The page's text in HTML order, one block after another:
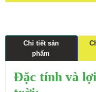
Chi tiết sản
phẩm
Đặc tính và